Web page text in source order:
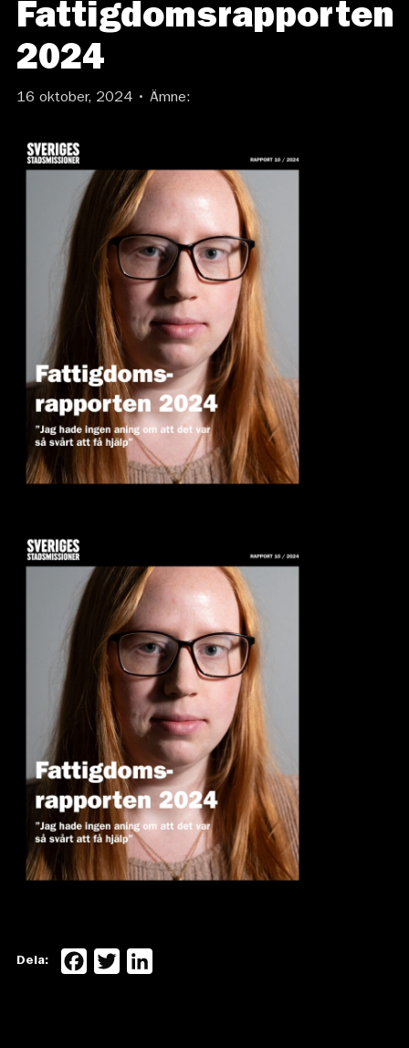
Fattigdomsrapporten
2024
16 oktober, 2024 • Ämne:
Dela: Facebook
Twitter